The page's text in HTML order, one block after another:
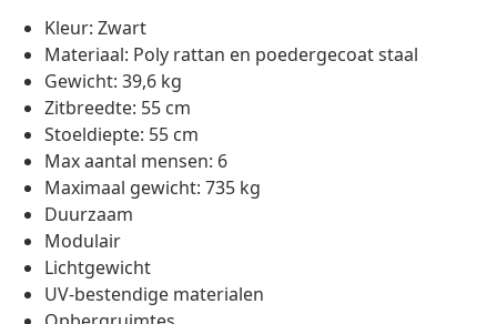
Kleur: Zwart
Materiaal: Poly rattan en poedergecoat staal
Gewicht: 39,6 kg
Zitbreedte: 55 cm
Stoeldiepte: 55 cm
Max aantal mensen: 6
Maximaal gewicht: 735 kg
Duurzaam
Modulair
Lichtgewicht
UV-bestendige materialen